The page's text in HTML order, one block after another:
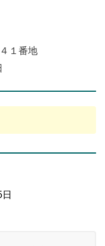
１番地